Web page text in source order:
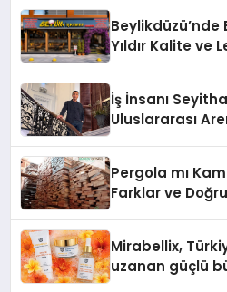
Beylikdüzü’nde
Yıldır Kalite ve
İş İnsanı
Uluslararası
Pergola mı
Farklar ve
Mirabellix,
uzanan güçlü